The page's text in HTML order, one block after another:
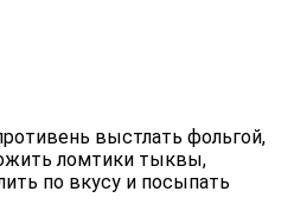
выстлать фольгой,
ломтики тыквы,
по вкусу и посыпать